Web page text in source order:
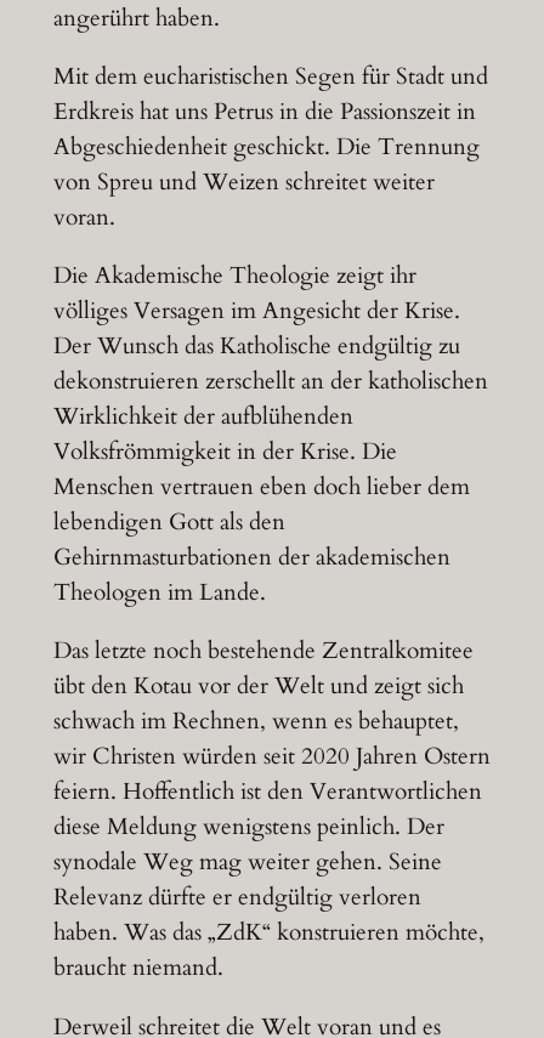
angerührt haben.
Mit dem eucharistischen Segen für Stadt und
Erdkreis hat uns Petrus in die Passionszeit in
Abgeschiedenheit geschickt. Die Trennung
von Spreu und Weizen schreitet weiter
voran.
Die Akademische Theologie zeigt ihr
völliges Versagen im Angesicht der Krise.
Der Wunsch das Katholische endgültig zu
dekonstruieren zerschellt an der katholischen
Wirklichkeit der aufblühenden
Volksfrömmigkeit in der Krise. Die
Menschen vertrauen eben doch lieber dem
lebendigen Gott als den
Gehirnmasturbationen der akademischen
Theologen im Lande.
Das letzte noch bestehende Zentralkomitee
übt den Kotau vor der Welt und zeigt sich
schwach im Rechnen, wenn es behauptet,
wir Christen würden seit 2020 Jahren Ostern
feiern. Hoffentlich ist den Verantwortlichen
diese Meldung wenigstens peinlich. Der
synodale Weg mag weiter gehen. Seine
Relevanz dürfte er endgültig verloren
haben. Was das „ZdK“ konstruieren möchte,
braucht niemand.
Derweil schreitet die Welt voran und es